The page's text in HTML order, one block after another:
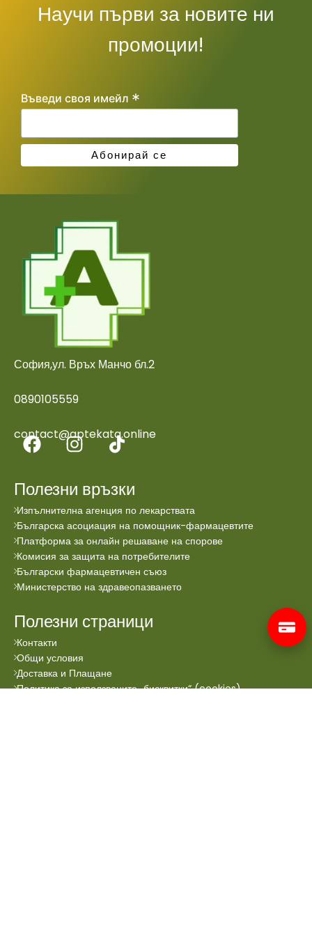
Научи първи за новите ни
промоции!
Въведи своя имейл *
София,ул. Връх Манчо бл.2
0890105559
contact@aptekata.online
Полезни връзки
Изпълнителна агенция по лекарствата
Българска асоциация на помощник-фармацевтите
Платформа за онлайн решаване на спорове
Комисия за защита на потребителите
Български фармацевтичен съюз
Министерство на здравеопазването
Полезни страници
Контакти
Общи условия
Доставка и Плащане
Политика за използваните „бисквитки“ (cookies)